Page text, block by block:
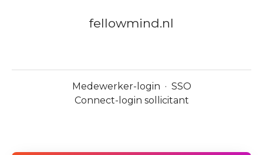
fellowmind.nl
Medewerker-login · SSO
Connect-login sollicitant